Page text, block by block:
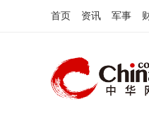
首页 资讯 军事